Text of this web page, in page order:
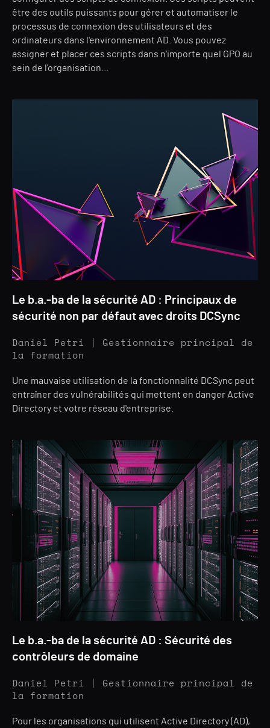
être des outils puissants pour gérer et automatiser le
processus de connexion des utilisateurs et des
ordinateurs dans l'environnement AD. Vous pouvez
assigner et placer ces scripts dans n'importe quel GPO au
sein de l'organisation...
Le b.a.-ba de la sécurité AD : Principaux de
sécurité non par défaut avec droits DCSync
Daniel Petri | Gestionnaire principal de
la formation
Une mauvaise utilisation de la fonctionnalité DCSync peut
entraîner des vulnérabilités qui mettent en danger Active
Directory et votre réseau d'entreprise.
Le b.a.-ba de la sécurité AD : Sécurité des
contrôleurs de domaine
Daniel Petri | Gestionnaire principal de
la formation
Pour les organisations qui utilisent Active Directory (AD),